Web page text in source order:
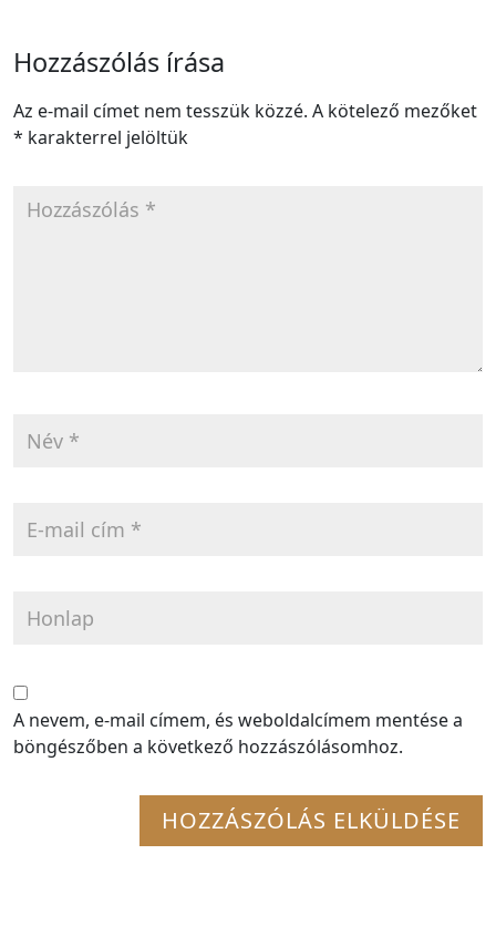
Hozzászólás írása
Az e-mail címet nem tesszük közzé. A kötelező mezőket
* karakterrel jelöltük
A nevem, e-mail címem, és weboldalcímem mentése a
böngészőben a következő hozzászólásomhoz.